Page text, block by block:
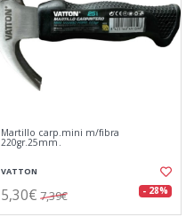
Martillo carp.mini m/fibra
220gr.25mm.
VATTON
5,30€ 7,39€ - 28%